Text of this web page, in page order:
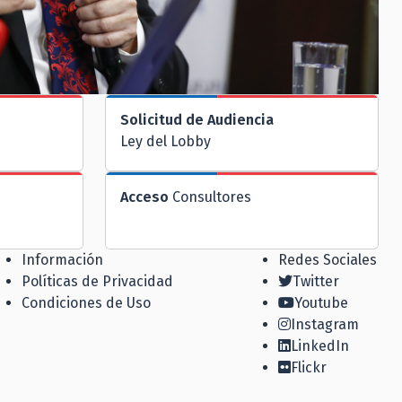
Solicitud de Audiencia
Ley del Lobby
Acceso Consultores
Información
Políticas de Privacidad
Condiciones de Uso
Redes Sociales
Twitter
Youtube
Instagram
LinkedIn
Flickr